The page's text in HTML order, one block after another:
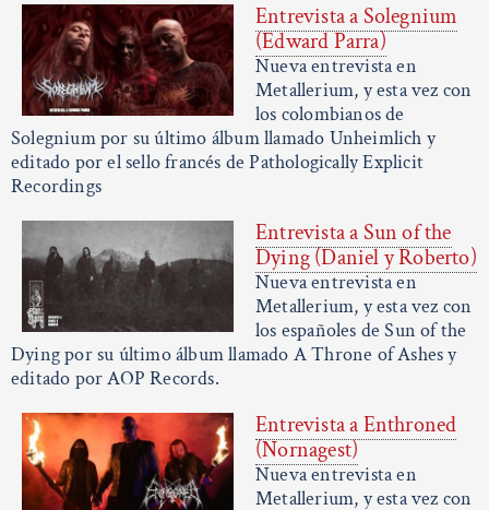
Entrevista a Solegnium
(Edward Parra)
Nueva entrevista en
Metallerium, y esta vez con
los colombianos de
Solegnium por su último álbum llamado Unheimlich y
editado por el sello francés de Pathologically Explicit
Recordings
Entrevista a Sun of the
Dying (Daniel y Roberto)
Nueva entrevista en
Metallerium, y esta vez con
los españoles de Sun of the
Dying por su último álbum llamado A Throne of Ashes y
editado por AOP Records.
Entrevista a Enthroned
(Nornagest)
Nueva entrevista en
Metallerium, y esta vez con